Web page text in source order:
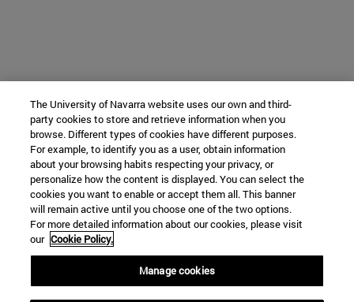
The University of Navarra website uses our own and third-
party cookies to store and retrieve information when you
browse. Different types of cookies have different purposes.
For example, to identify you as a user, obtain information
about your browsing habits respecting your privacy, or
personalize how the content is displayed. You can select the
cookies you want to enable or accept them all. This banner
will remain active until you choose one of the two options.
For more detailed information about our cookies, please visit
our Cookie Policy.
Manage cookies